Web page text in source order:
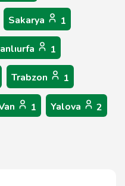
Sakarya 1
1
Trabzon 1
1 Yalova 2